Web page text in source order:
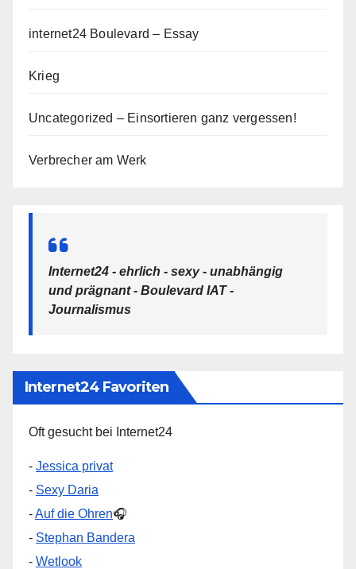
internet24 Boulevard – Essay
Krieg
Uncategorized – Einsortieren ganz vergessen!
Verbrecher am Werk
Internet24 - ehrlich - sexy - unabhängig
und prägnant - Boulevard IAT -
Journalismus
Internet24 Favoriten
Oft gesucht bei Internet24
- Jessica privat
- Sexy Daria
-Auf die Ohren🎧
- Stephan Bandera
- Wetlook